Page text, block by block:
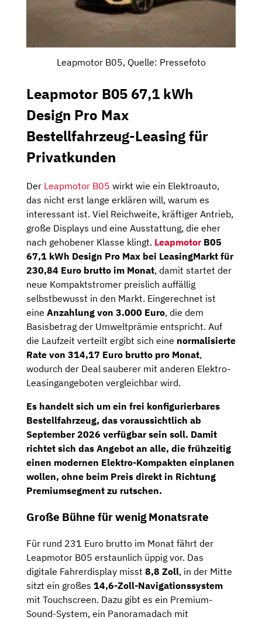
Leapmotor B05, Quelle: Pressefoto
Leapmotor B05 67,1 kWh
Design Pro Max
Bestellfahrzeug-Leasing für
Privatkunden
Der Leapmotor B05 wirkt wie ein Elektroauto,
das nicht erst lange erklären will, warum es
interessant ist. Viel Reichweite, kräftiger Antrieb,
große Displays und eine Ausstattung, die eher
nach gehobener Klasse klingt. LeapmotorB05
67,1 kWh Design Pro Max bei LeasingMarkt für
230,84 Euro brutto im Monat, damit startet der
neue Kompaktstromer preislich auffällig
selbstbewusst in den Markt. Eingerechnet ist
eine Anzahlung von 3.000 Euro, die dem
Basisbetrag der Umweltprämie entspricht. Auf
die Laufzeit verteilt ergibt sich eine normalisierte
Rate von 314,17 Euro brutto pro Monat,
wodurch der Deal sauberer mit anderen Elektro-
Leasingangeboten vergleichbar wird.
Es handelt sich um ein frei konfigurierbares
Bestellfahrzeug, das voraussichtlich ab
September 2026 verfügbar sein soll. Damit
richtet sich das Angebot an alle, die frühzeitig
einen modernen Elektro-Kompakten einplanen
wollen, ohne beim Preis direkt in Richtung
Premiumsegment zu rutschen.
Große Bühne für wenig Monatsrate
Für rund 231 Euro brutto im Monat fährt der
Leapmotor B05 erstaunlich üppig vor. Das
digitale Fahrerdisplay misst 8,8 Zoll, in der Mitte
sitzt ein großes 14,6-Zoll-Navigationssystem
mit Touchscreen. Dazu gibt es ein Premium-
Sound-System, ein Panoramadach mit